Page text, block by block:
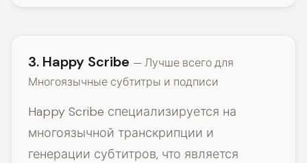
3. Happy Scribe — Лучше всего для
Многоязычные субтитры и подписи
Happy Scribe специализируется на
многоязычной транскрипции и
генерации субтитров, что является